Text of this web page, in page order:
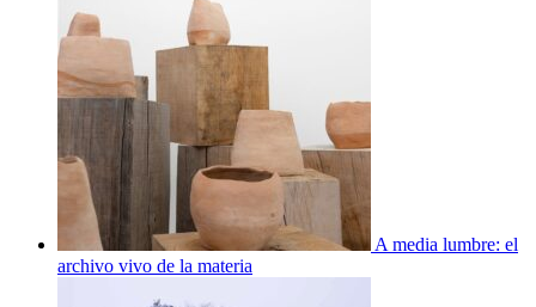
A media lumbre: el
archivo vivo de la materia